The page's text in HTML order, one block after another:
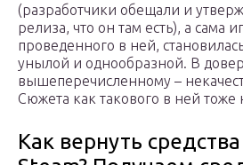
(разработчики обещали и
релиза, что он там есть), а сама
проведенного в ней,
унылой и однообразной. В
вышеперечисленному –
Сюжета как такового в ней тоже
Как вернуть